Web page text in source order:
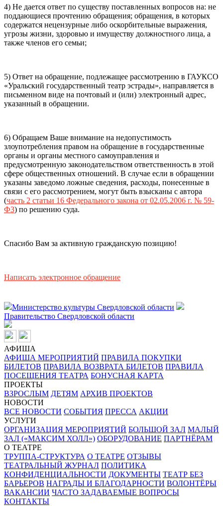
4) Не дается ответ по существу поставленных вопросов на: не
поддающиеся прочтению обращения; обращения, в которых
содержатся нецензурные либо оскорбительные выражения,
угрозы жизни, здоровью и имуществу должностного лица, а
также членов его семьи;
5) Ответ на обращение, подлежащее рассмотрению в ГАУКСО
«Уральский государственный театр эстрады», направляется в
письменном виде на почтовый и (или) электронный адрес,
указанный в обращении.
6) Обращаем Ваше внимание на недопустимость
злоупотребления правом на обращение в государственные
органы и органы местного самоуправления и
предусмотренную законодательством ответственность в этой
сфере общественных отношений. В случае если в обращении
указаны заведомо ложные сведения, расходы, понесенные в
связи с его рассмотрением, могут быть взысканы с автора
(часть 2 статьи 16 Федерального закона от 02.05.2006 г. № 59-
ФЗ) по решению суда.
Спасибо Вам за активную гражданскую позицию!
Написать электронное обращение
Министерство культуры Свердловской области
Правительство Свердловской области
АФИША
АФИША МЕРОПРИЯТИЙ ПРАВИЛА ПОКУПКИ
БИЛЕТОВ ПРАВИЛА ВОЗВРАТА БИЛЕТОВ ПРАВИЛА
ПОСЕЩЕНИЯ ТЕАТРА БОНУСНАЯ КАРТА
ПРОЕКТЫ
ВЗРОСЛЫМ ДЕТЯМ АРХИВ ПРОЕКТОВ
НОВОСТИ
ВСЕ НОВОСТИ СОБЫТИЯ ПРЕССА АКЦИИ
УСЛУГИ
ОРГАНИЗАЦИЯ МЕРОПРИЯТИЙ БОЛЬШОЙ ЗАЛ МАЛЫЙ
ЗАЛ («МАКСИМ ХОЛЛ») ОБОРУДОВАНИЕ ПАРТНЁРАМ
О ТЕАТРЕ
ТРУППА-СТРУКТУРА О ТЕАТРЕ ОТЗЫВЫ
ТЕАТРАЛЬНЫЙ ЖУРНАЛ ПОЛИТИКА
КОНФИДЕНЦИАЛЬНОСТИ ДОКУМЕНТЫ ТЕАТР БЕЗ
БАРЬЕРОВ НАГРАДЫ И БЛАГОДАРНОСТИ ВОЛОНТЁРЫ
ВАКАНСИИ ЧАСТО ЗАДАВАЕМЫЕ ВОПРОСЫ
КОНТАКТЫ